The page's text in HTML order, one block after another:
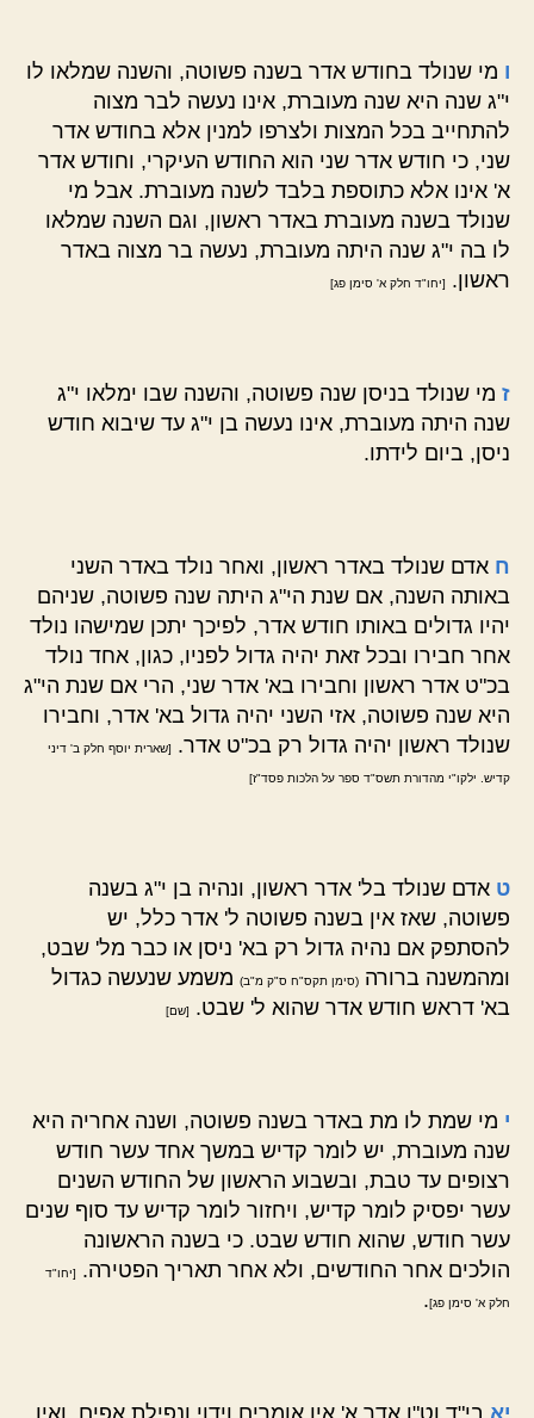
ו מי שנולד בחודש אדר בשנה פשוטה, והשנה שמלאו לו
י"ג שנה היא שנה מעוברת, אינו נעשה לבר מצוה
להתחייב בכל המצות ולצרפו למנין אלא בחודש אדר
שני, כי חודש אדר שני הוא החודש העיקרי, וחודש אדר
א' אינו אלא כתוספת בלבד לשנה מעוברת. אבל מי
שנולד בשנה מעוברת באדר ראשון, וגם השנה שמלאו
לו בה י"ג שנה היתה מעוברת, נעשה בר מצוה באדר
ראשון.
[יחו"ד חלק א' סימן פג]
ז מי שנולד בניסן שנה פשוטה, והשנה שבו ימלאו י"ג
שנה היתה מעוברת, אינו נעשה בן י"ג עד שיבוא חודש
ניסן, ביום לידתו.
ח אדם שנולד באדר ראשון, ואחר נולד באדר השני
באותה השנה, אם שנת הי"ג היתה שנה פשוטה, שניהם
יהיו גדולים באותו חודש אדר, לפיכך יתכן שמישהו נולד
אחר חבירו ובכל זאת יהיה גדול לפניו, כגון, אחד נולד
בכ"ט אדר ראשון וחבירו בא' אדר שני, הרי אם שנת הי"ג
היא שנה פשוטה, אזי השני יהיה גדול בא' אדר, וחבירו
שנולד ראשון יהיה גדול רק בכ"ט אדר.
[שארית יוסף חלק ב' דיני
קדיש. ילקו"י מהדורת תשס"ד ספר על הלכות פסד"ז]
ט אדם שנולד בל' אדר ראשון, ונהיה בן י"ג בשנה
פשוטה, שאז אין בשנה פשוטה ל' אדר כלל, יש
להסתפק אם נהיה גדול רק בא' ניסן או כבר מל' שבט,
ומהמשנה ברורה (סימן תקס"ח ס"ק מ"ב) משמע שנעשה כגדול
בא' דראש חודש אדר שהוא ל' שבט.
[שם]
י מי שמת לו מת באדר בשנה פשוטה, ושנה אחריה היא
שנה מעוברת, יש לומר קדיש במשך אחד עשר חודש
רצופים עד טבת, ובשבוע הראשון של החודש השנים
עשר יפסיק לומר קדיש, ויחזור לומר קדיש עד סוף שנים
עשר חודש, שהוא חודש שבט. כי בשנה הראשונה
הולכים אחר החודשים, ולא אחר תאריך הפטירה.
[יחו"ד
חלק א' סימן פג].
יא בי"ד וט"ו אדר א' אין אומרים וידוי ונפילת אפים, ואין